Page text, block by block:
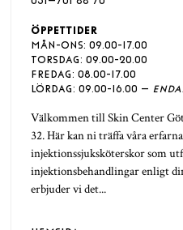
ÖPPETTIDER
MÅN-ONS: 09.00-17.00
TORSDAG: 09.00-20.00
FREDAG: 08.00-17.00
LÖRDAG: 09.00-16.00 –
Välkommen till Skin Center
32. Här kan ni träffa våra
injektionssjuksköterskor som
injektionsbehandlingar enligt
erbjuder vi det...